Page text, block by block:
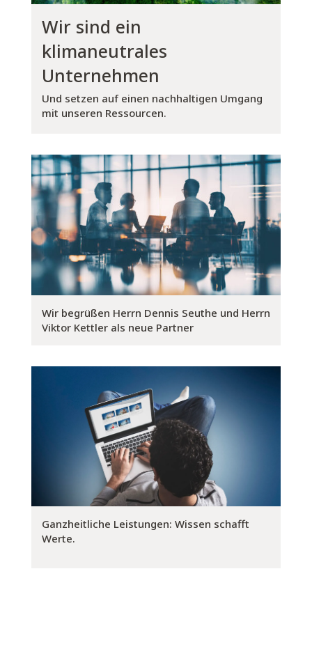
Wir sind ein
klimaneutrales
Unternehmen
Und setzen auf einen nachhaltigen Umgang
mit unseren Ressourcen.
Wir begrüßen Herrn Dennis Seuthe und Herrn
Viktor Kettler als neue Partner
Ganzheitliche Leistungen: Wissen schafft
Werte.